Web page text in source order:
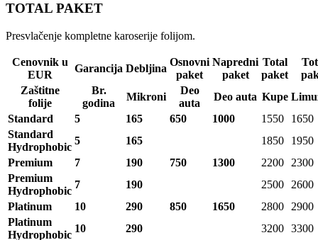
TOTAL PAKET
Presvlačenje kompletne karoserije folijom.
Cenovnik u
EUR
Garancija Debljina
Osnovni
paket
Napredni
paket
Total
paket
Zaštitne
folije
Br.
godina
Mikroni
Deo
auta
Deo auta Kupe
Standard
5 165 650 1000 1550
1650
Standard
Hydrophobic
5 165 1850
1950
Premium
7 190 750 1300 2200
2300
Premium
Hydrophobic
7 190 2500
2600
Platinum
10 290 850 1650 2800
2900
Platinum
Hydrophobic
10 290 3200 3300